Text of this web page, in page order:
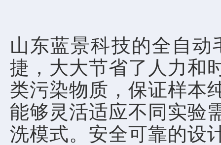
山东蓝景科技的全自
捷，大大节省了人力和
类污染物质，保证样本
能够灵活适应不同实验
洗模式。安全可靠的设